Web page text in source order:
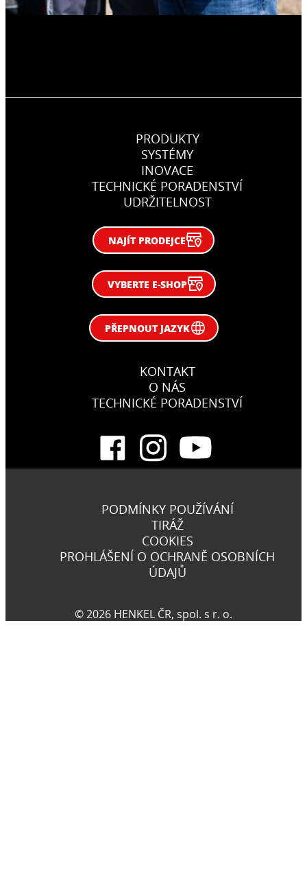
PRODUKTY
SYSTÉMY
INOVACE
TECHNICKÉ PORADENSTVÍ
UDRŽITELNOST
NAJÍT PRODEJCE
VYBERTE E-SHOP
PŘEPNOUT JAZYK
KONTAKT
O NÁS
TECHNICKÉ PORADENSTVÍ
PODMÍNKY POUŽÍVÁNÍ
TIRÁŽ
COOKIES
PROHLÁŠENÍ O OCHRANĚ OSOBNÍCH
ÚDAJŮ
© 2026 HENKEL ČR, spol. s r. o.